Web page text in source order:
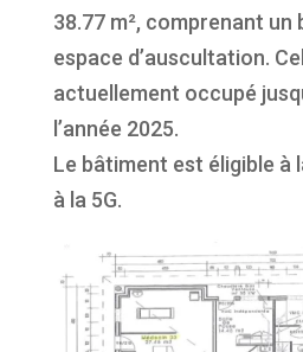
38.77 m², comprenant un
espace d’auscultation.
actuellement occupé
l’année 2025.
Le bâtiment est éligible à
à la 5G.